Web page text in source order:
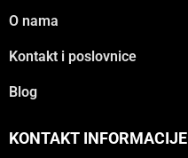
O nama
Kontakt i poslovnice
Blog
KONTAKT INFORMACIJE